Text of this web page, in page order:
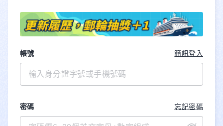
帳號 簡訊登入
密碼 忘記密碼